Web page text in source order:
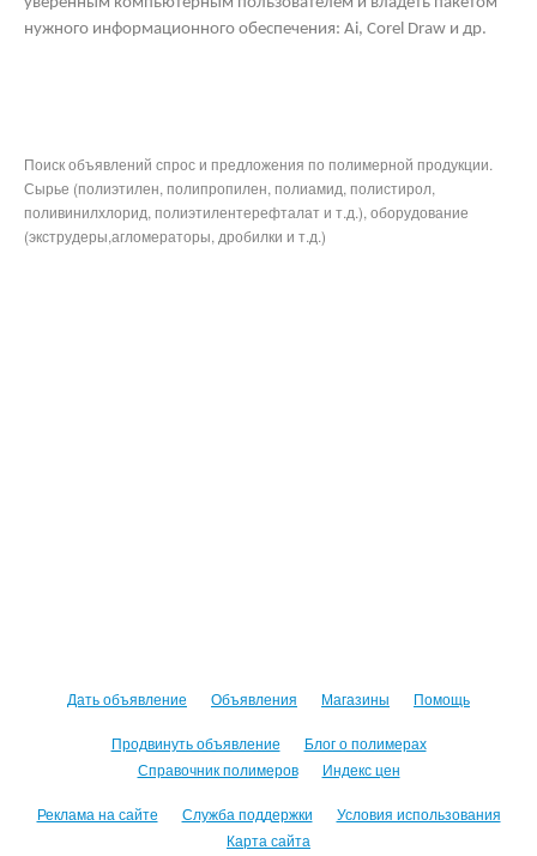
нужного информационного обеспечения: Ai, Corel Draw и др.
Поиск объявлений спрос и предложения по полимерной продукции.
Сырье (полиэтилен, полипропилен, полиамид, полистирол,
поливинилхлорид, полиэтилентерефталат и т.д.), оборудование
(экструдеры,агломераторы, дробилки и т.д.)
Дать объявление Объявления Магазины Помощь
Продвинуть объявление
Блог о полимерах
Справочник полимеров
Индекс цен
Реклама на сайте Служба поддержки
Условия использования
Карта сайта